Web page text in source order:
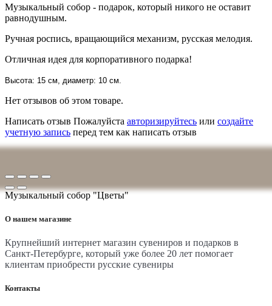
Музыкальный собор - подарок, который никого не оставит
равнодушным.
Ручная роспись, вращающийся механизм, русская мелодия.
Отличная идея для корпоративного подарка!
Высота: 15 см, диаметр: 10 см.
Нет отзывов об этом товаре.
Написать отзыв Пожалуйста авторизируйтесь или создайте
учетную запись перед тем как написать отзыв
Музыкальный собор "Цветы"
О нашем магазине
Крупнейший интернет магазин сувениров и подарков в
Санкт-Петербурге, который уже более 20 лет помогает
клиентам приобрести русские сувениры
Контакты